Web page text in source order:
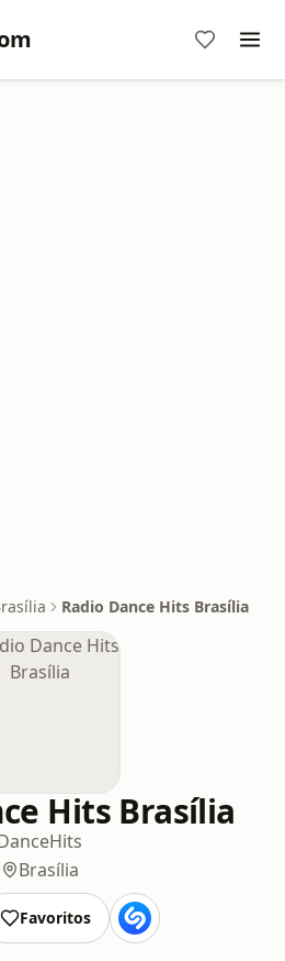
Radio Dance Hits Brasília
Hits Brasília
Hits
Brasília
Favoritos